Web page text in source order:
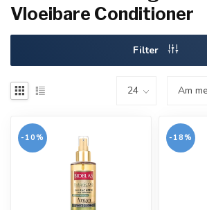
Vloeibare Conditioner
Filter
-10% -18%